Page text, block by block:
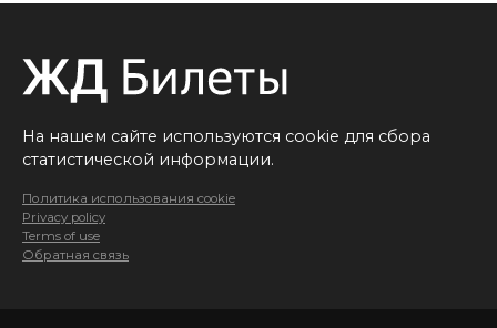
На нашем сайте используются cookie для сбора
статистической информации.
Политика использования cookie
Privacy policy
Terms of use
Обратная связь